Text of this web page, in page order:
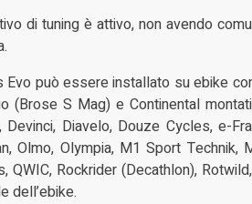
di tuning è attivo, non avendo
Evo può essere installato su ebike
(Brose S Mag) e Continental
Devinci, Diavelo, Douze Cycles, e-
Olmo, Olympia, M1 Sport
QWIC, Rockrider (Decathlon),
dell’ebike.